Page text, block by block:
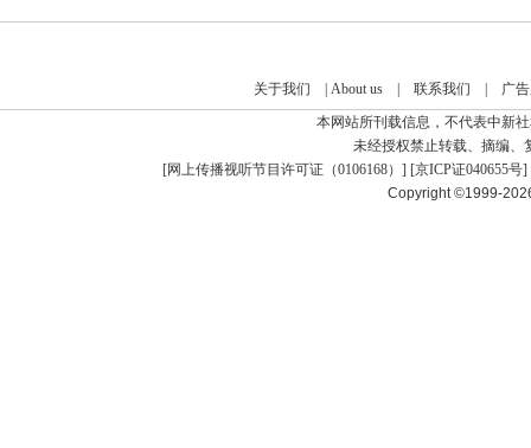
关于我们 About us| 联系我们
广
本网站所刊载信息，不代表中新
未经授权禁止转载、摘编、
[网上传播视听节目许可证（0106168） ] [京ICP证040655号]
Copyright ©1999-